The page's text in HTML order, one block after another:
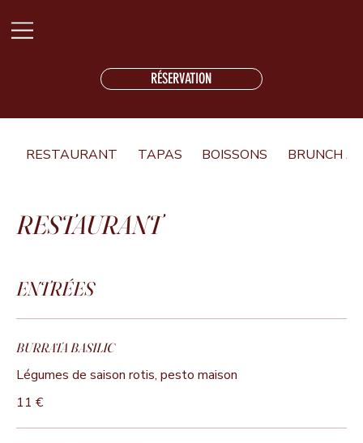
RÉSERVATION
RESTAURANT TAPAS BOISSONS BRUNCH À
RESTAURANT
ENTRÉES
BURRATA BASILIC
Légumes de saison rotis, pesto maison
11 €